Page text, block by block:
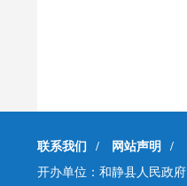
联系我们 / 网站声明 /
开办单位：和静县人民政府